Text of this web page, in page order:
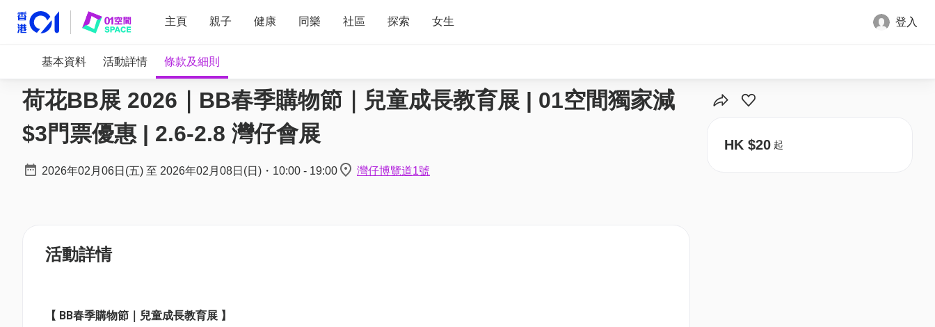
登入
主頁 親子 健康 同樂 社區 探索 女生
基本資料 活動詳情 條款及細則
荷花BB展 2026｜BB春季購物節｜兒童成長教育展 | 01空間獨家減
$3門票優惠 | 2.6-2.8 灣仔會展
2026年02月06日(五) 至 2026年02月08日(日) ・ 10:00 - 19:00 灣仔博覽道1號
活動詳情
【 BB春季購物節｜兒童成長教育展 】
HK $20 起